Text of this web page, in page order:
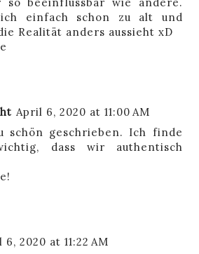
einfach schon zu alt und
Realität anders aussieht xD
April 6, 2020 at 11:00 AM
schön geschrieben. Ich finde
dass wir authentisch
6, 2020 at 11:22 AM